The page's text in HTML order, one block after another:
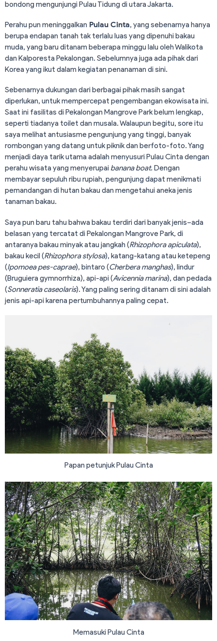
bondong mengunjungi Pulau Tidung di utara Jakarta.
Perahu pun meninggalkan Pulau Cinta, yang sebenarnya hanya
berupa endapan tanah tak terlalu luas yang dipenuhi bakau
muda, yang baru ditanam beberapa minggu lalu oleh Walikota
dan Kalporesta Pekalongan. Sebelumnya juga ada pihak dari
Korea yang ikut dalam kegiatan penanaman di sini.
Sebenarnya dukungan dari berbagai pihak masih sangat
diperlukan, untuk mempercepat pengembangan ekowisata ini.
Saat ini fasilitas di Pekalongan Mangrove Park belum lengkap,
seperti tiadanya toilet dan musala. Walaupun begitu, sore itu
saya melihat antusiasme pengunjung yang tinggi, banyak
rombongan yang datang untuk piknik dan berfoto-foto. Yang
menjadi daya tarik utama adalah menyusuri Pulau Cinta dengan
perahu wisata yang menyerupai banana boat. Dengan
membayar sepuluh ribu rupiah, pengunjung dapat menikmati
pemandangan di hutan bakau dan mengetahui aneka jenis
tanaman bakau.
Saya pun baru tahu bahwa bakau terdiri dari banyak jenis–ada
belasan yang tercatat di Pekalongan Mangrove Park, di
antaranya bakau minyak atau jangkah (Rhizophora apiculata),
bakau kecil (Rhizophora stylosa), katang-katang atau ketepeng
(Ipomoea pes-caprae), bintaro (Cherbera manghas), lindur
(Bruguiera gymnorrhiza), api-api (Avicennia marina), dan pedada
(Sonneratia caseolaris). Yang paling sering ditanam di sini adalah
jenis api-api karena pertumbuhannya paling cepat.
Papan petunjuk Pulau Cinta
Memasuki Pulau Cinta